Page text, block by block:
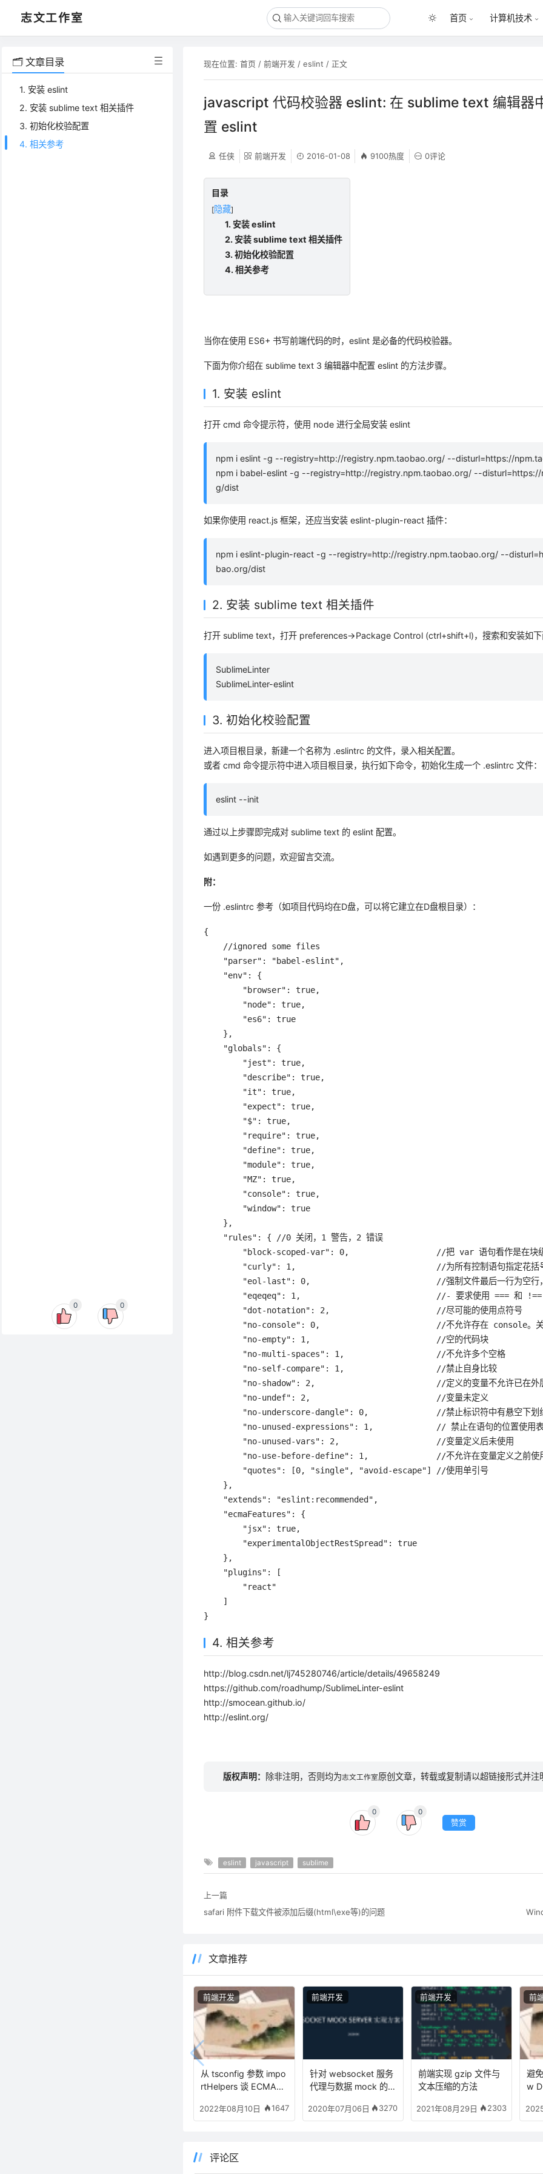
志文工作室 首页 计算机技术
🗂️ 文章目录
1. 安装 eslint
2. 安装 sublime text 相关插件
3. 初始化校验配置
4. 相关参考
0 0
现在位置:首页 /前端开发 /eslint / 正文
javascript 代码校验器 eslint: 在 sublime text 编辑器
置 eslint
任侠 前端开发 2016-01-08 9100热度 0评论
目录
[隐藏]
1. 安装 eslint
2. 安装 sublime text 相关插件
3. 初始化校验配置
4. 相关参考
当你在使用 ES6+ 书写前端代码的时，eslint 是必备的代码校验器。
下面为你介绍在 sublime text 3 编辑器中配置 eslint 的方法步骤。
1. 安装 eslint
打开 cmd 命令提示符，使用 node 进行全局安装 eslint
npm i eslint -g --registry=http://registry.npm.taobao.org/ --disturl=https://
npm i babel-eslint -g --registry=http://registry.npm.taobao.org/ --
g/dist
如果你使用 react.js 框架，还应当安装 eslint-plugin-react 插件：
npm i eslint-plugin-react -g --registry=http://registry.npm.taobao.org/ --
bao.org/dist
2. 安装 sublime text 相关插件
打开 sublime text，打开 preferences->Package Control (ctrl+shift+l)，搜索和安装如下
SublimeLinter
SublimeLinter-eslint
3. 初始化校验配置
进入项目根目录，新建一个名称为 .eslintrc 的文件，录入相关配置。
或者 cmd 命令提示符中进入项目根目录，执行如下命令，初始化生成一个 .eslintrc 文件：
eslint --init
通过以上步骤即完成对 sublime text 的 eslint 配置。
如遇到更多的问题，欢迎留言交流。
附：
一份 .eslintrc 参考（如项目代码均在D盘，可以将它建立在D盘根目录）：
{
    //ignored some files
    "parser": "babel-eslint",
    "env": {
        "browser": true,
        "node": true,
        "es6": true
    },
    "globals": {
        "jest": true,
        "describe": true,
        "it": true,
        "expect": true,
        "$": true,
        "require": true,
        "define": true,
        "module": true,
        "MZ": true,
        "console": true,
        "window": true
    },
    "rules": { //0 关闭，1 警告，2 错误
"block-scoped-var": 0,                  //把 var 语句看作是在块
"curly": 1,                             //为所有控制语句指定花括
"eol-last": 0,                          //强制文件最后一行为空行
        "eqeqeq": 1,                            //- 要求使用 === 和 !==
        "dot-notation": 2,                      //尽可能的使用点符号
"no-console": 0,                        //不允许存在 console。
        "no-empty": 1,                          //空的代码块
        "no-multi-spaces": 1,                   //不允许多个空格
        "no-self-compare": 1,                   //禁止自身比较
"no-shadow": 2,                         //定义的变量不允许已在外
        "no-undef": 2,                          //变量未定义
"no-underscore-dangle": 0,              //禁止标识符中有悬空下划
"no-unused-expressions": 1,             // 禁止在语句的位置使用
        "no-unused-vars": 2,                    //变量定义后未使用
"no-use-before-define": 1,              //不允许在变量定义之前使
        "quotes": [0, "single", "avoid-escape"] //使用单引号
    },
    "extends": "eslint:recommended",
    "ecmaFeatures": {
        "jsx": true,
        "experimentalObjectRestSpread": true
    },
    "plugins": [
        "react"
    ]
}
4. 相关参考
http://blog.csdn.net/lj745280746/article/details/49658249
https://github.com/roadhump/SublimeLinter-eslint
http://smocean.github.io/
http://eslint.org/
版权声明： 除非注明，否则均为志文工作室原创文章，转载或复制请以超链接形式并注
0 0
赞赏
eslint javascript sublime
上一篇
safari 附件下载文件被添加后缀(html\exe等)的问题
文章推荐
从 tsconfig 参数 impo
rtHelpers 谈 ECMASc
助函数的处理方案
2022年08月10日 1647
前端开发
针对 websocket 服务
代理与数据 mock 的方
2020年07月06日 3270
前端开发
前端实现 gzip 文件与
文本压缩的方法
2021年08月29日 2303
前端开发
避
w
前
评论区